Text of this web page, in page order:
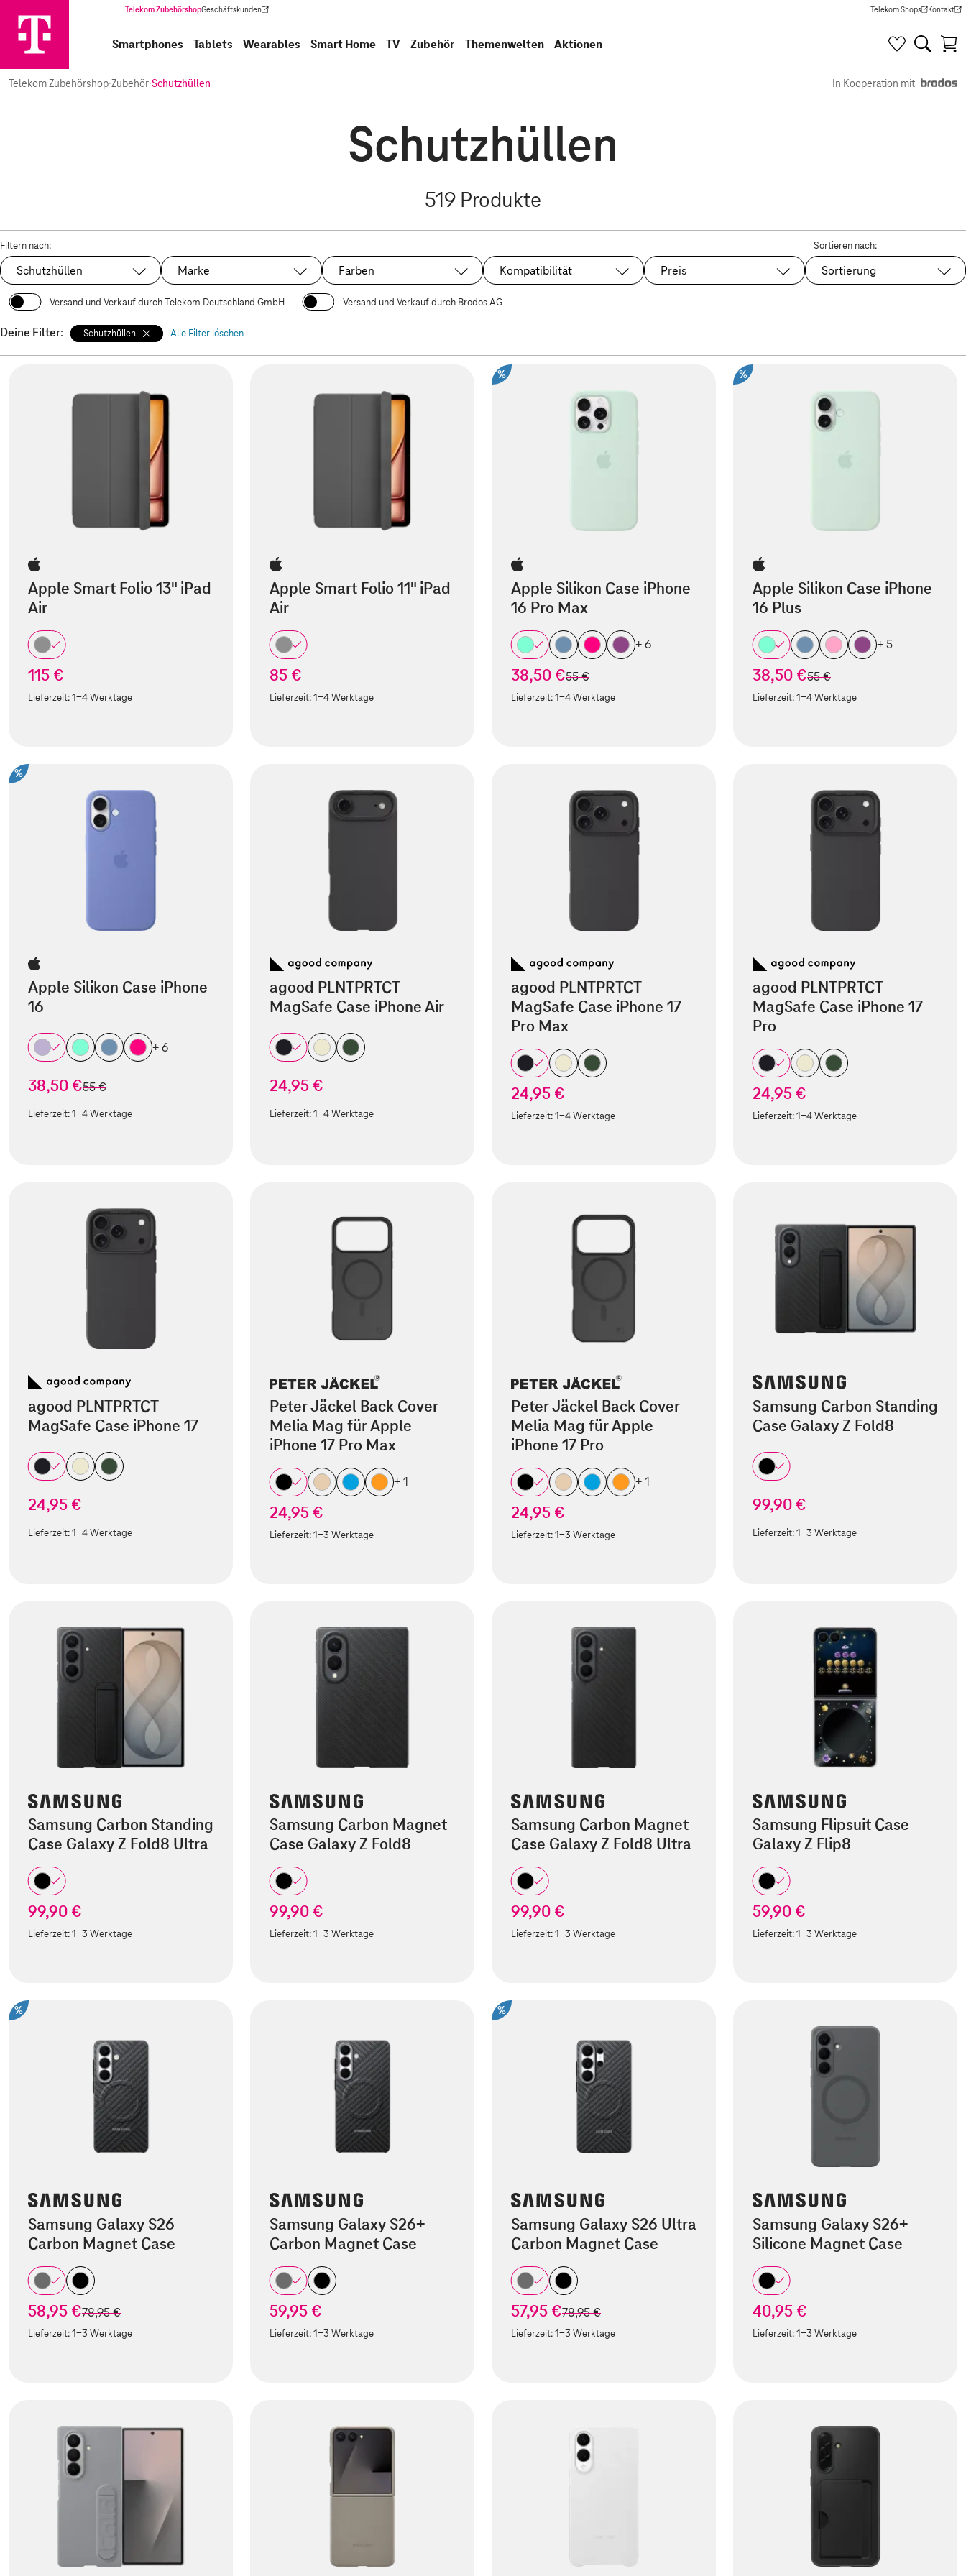
Telekom ZubehörshopGeschäftskunden
(Wird in einem neuen Tab geöffnet) Telekom Shops
(Wird in einem neuen Tab
Kontakt
(Wird in
Smartphones Tablets Wearables Smart Home TV Zubehör Themenwelten Aktionen
Telekom Zubehörshop·Zubehör·Schutzhüllen In Kooperation mit
Schutzhüllen
519 Produkte
Filtern nach:
Ausgewählt:
Schutzhüllen Marke Farben Kompatibilität Preis
Sortieren nach:
Sortierung
Versand und Verkauf durch Telekom Deutschland GmbH Versand und Verkauf durch Brodos AG
Deine Filter: Schutzhüllen Alle Filter löschen
Apple Smart Folio 13" iPad
Air
115 €
Lieferzeit:1-4 Werktage
Apple Smart Folio 11" iPad
Air
85 €
Lieferzeit:1-4 Werktage
%
Apple Silikon Case iPhone
16 Pro Max
+ 6
38,50 €statt
55 €
Lieferzeit:1-4 Werktage
%
Apple Silikon Case iPhone
16 Plus
+ 5
38,50 €statt
55 €
Lieferzeit:1-4 Werktage
%
Apple Silikon Case iPhone
16
+ 6
38,50 €statt
55 €
Lieferzeit:1-4 Werktage
agood PLNTPRTCT
MagSafe Case iPhone Air
24,95 €
Lieferzeit:1-4 Werktage
agood PLNTPRTCT
MagSafe Case iPhone 17
Pro Max
24,95 €
Lieferzeit:1-4 Werktage
agood PLNTPRTCT
MagSafe Case iPhone 17
Pro
24,95 €
Lieferzeit:1-4 Werktage
agood PLNTPRTCT
MagSafe Case iPhone 17
24,95 €
Lieferzeit:1-4 Werktage
Peter Jäckel Back Cover
Melia Mag für Apple
iPhone 17 Pro Max
+ 1
24,95 €
Lieferzeit:1-3 Werktage
Peter Jäckel Back Cover
Melia Mag für Apple
iPhone 17 Pro
+ 1
24,95 €
Lieferzeit:1-3 Werktage
Samsung Carbon Standing
Case Galaxy Z Fold8
99,90 €
Lieferzeit:1-3 Werktage
Samsung Carbon Standing
Case Galaxy Z Fold8 Ultra
99,90 €
Lieferzeit:1-3 Werktage
Samsung Carbon Magnet
Case Galaxy Z Fold8
99,90 €
Lieferzeit:1-3 Werktage
Samsung Carbon Magnet
Case Galaxy Z Fold8 Ultra
99,90 €
Lieferzeit:1-3 Werktage
Samsung Flipsuit Case
Galaxy Z Flip8
59,90 €
Lieferzeit:1-3 Werktage
%
Samsung Galaxy S26
Carbon Magnet Case
58,95 €statt
78,95 €
Lieferzeit:1-3 Werktage
Samsung Galaxy S26+
Carbon Magnet Case
59,95 €
Lieferzeit:1-3 Werktage
%
Samsung Galaxy S26 Ultra
Carbon Magnet Case
57,95 €statt
78,95 €
Lieferzeit:1-3 Werktage
Samsung Galaxy S26+
Silicone Magnet Case
40,95 €
Lieferzeit:1-3 Werktage